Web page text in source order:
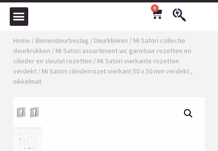
0
Home / Binnendeurbeslag / Deurklinken / Mi Satori collectie
deurkrukken / Mi Satori assortiment wc garnituur rozetten en
cilinder en sleutel rozetten / Mi Satori vierkante rozetten
verdekt/ Mi Satori cilinderrozet vierkant 50 x 50 mm verdekt ,
nikkelmat